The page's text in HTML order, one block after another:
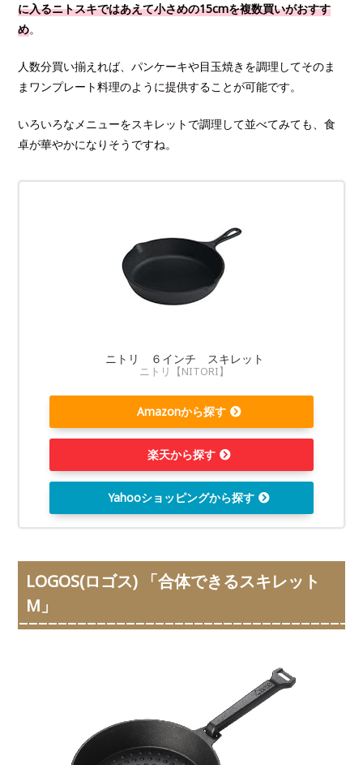
に入るニトスキではあえて小さめの15cmを複数買いがおすす
め。
人数分買い揃えれば、パンケーキや目玉焼きを調理してそのま
まワンプレート料理のように提供することが可能です。
いろいろなメニューをスキレットで調理して並べてみても、食
卓が華やかになりそうですね。
ニトリ ６インチ スキレット
ニトリ【NITORI】
Amazonから探す
楽天から探す
Yahooショッピングから探す
LOGOS(ロゴス) 「合体できるスキレット
M」